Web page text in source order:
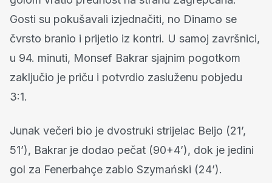
Gosti su pokušavali izjednačiti, no Dinamo se
čvrsto branio i prijetio iz kontri. U samoj završnici,
u 94. minuti, Monsef Bakrar sjajnim pogotkom
zaključio je priču i potvrdio zasluženu pobjedu
3:1.
Junak večeri bio je dvostruki strijelac Beljo (21’,
51’), Bakrar je dodao pečat (90+4’), dok je jedini
gol za Fenerbahçe zabio Szymański (24’).